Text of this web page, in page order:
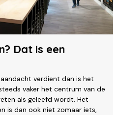
Dat is een
verdient dan is het
vaker het centrum van de
als geleefd wordt. Het
is dan ook niet zomaar iets,